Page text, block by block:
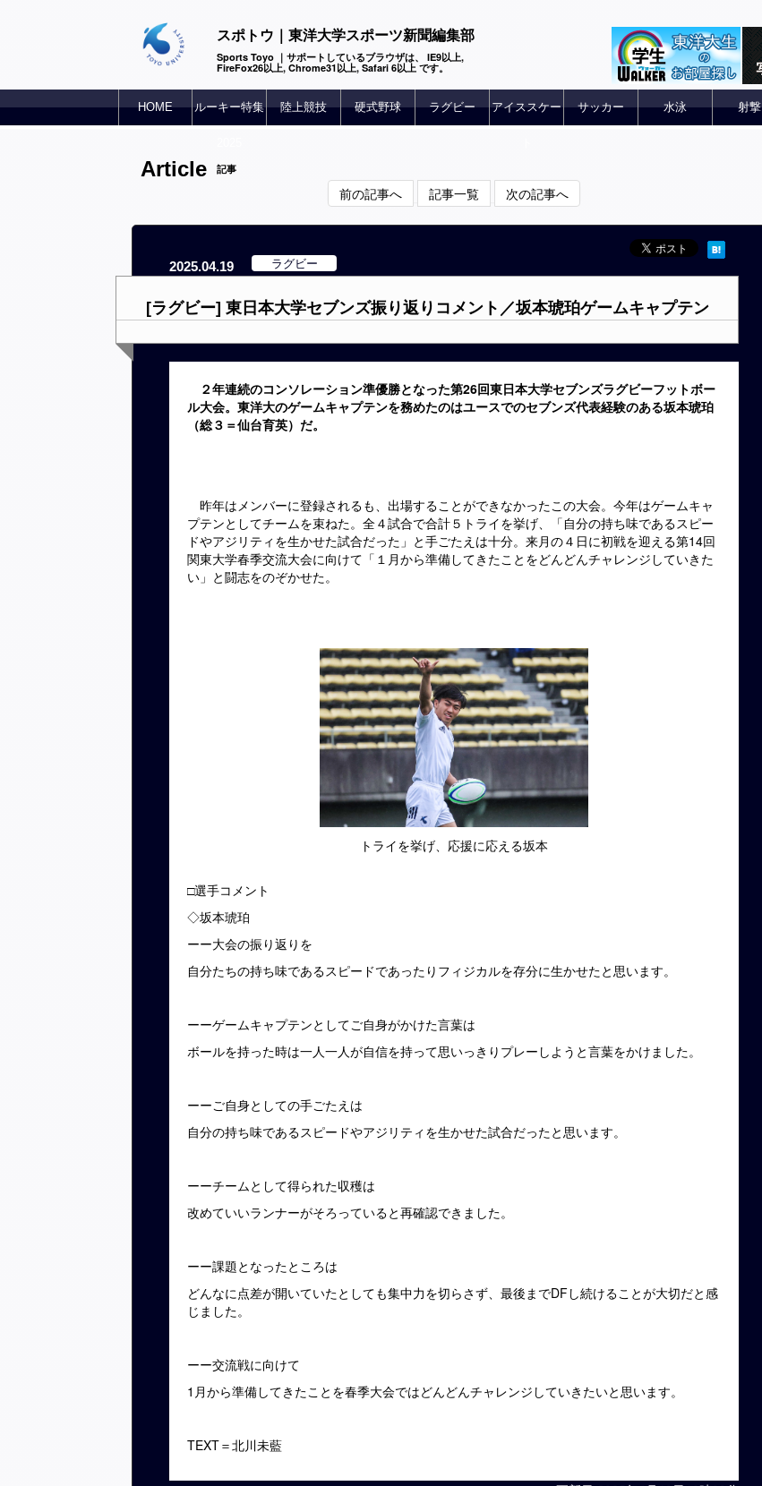
スポトウ｜東洋大学スポーツ新聞編集部
Sports Toyo ｜サポートしているブラウザは、 IE9以上,
FireFox26以上, Chrome31以上, Safari 6以上 です。
HOME ルーキー特集 陸上競技 硬式野球 ラグビー アイススケー サッカー 水泳 射撃
Article 記事
前の記事へ 記事一覧 次の記事へ
2025.04.19 ラグビー
[ラグビー] 東日本大学セブンズ振り返りコメント／坂本琥珀ゲームキャプテン
２年連続のコンソレーション準優勝となった第26回東日本大学セブンズラグビーフットボー
ル大会。東洋大のゲームキャプテンを務めたのはユースでのセブンズ代表経験のある坂本琥珀
（総３＝仙台育英）だ。
昨年はメンバーに登録されるも、出場することができなかったこの大会。今年はゲームキャ
プテンとしてチームを束ねた。全４試合で合計５トライを挙げ、「自分の持ち味であるスピー
ドやアジリティを生かせた試合だった」と手ごたえは十分。来月の４日に初戦を迎える第14回
関東大学春季交流大会に向けて「１月から準備してきたことをどんどんチャレンジしていきた
い」と闘志をのぞかせた。
トライを挙げ、応援に応える坂本
□選手コメント
◇坂本琥珀
ーー大会の振り返りを
自分たちの持ち味であるスピードであったりフィジカルを存分に生かせたと思います。
ーーゲームキャプテンとしてご自身がかけた言葉は
ボールを持った時は一人一人が自信を持って思いっきりプレーしようと言葉をかけました。
ーーご自身としての手ごたえは
自分の持ち味であるスピードやアジリティを生かせた試合だったと思います。
ーーチームとして得られた収穫は
改めていいランナーがそろっていると再確認できました。
ーー課題となったところは
どんなに点差が開いていたとしても集中力を切らさず、最後までDFし続けることが大切だと感
じました。
ーー交流戦に向けて
1月から準備してきたことを春季大会ではどんどんチャレンジしていきたいと思います。
TEXT＝北川未藍